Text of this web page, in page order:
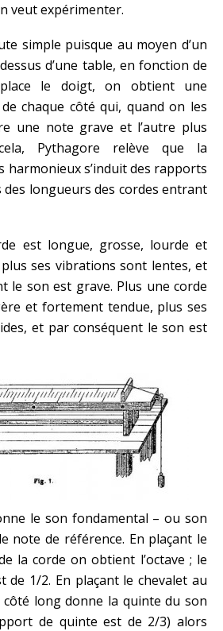
veut expérimenter.
simple puisque au moyen d’un
d’une table, en fonction de
le doigt, on obtient une
chaque côté qui, quand on les
une note grave et l’autre plus
Pythagore relève que la
harmonieux s’induit des rapports
longueurs des cordes entrant
est longue, grosse, lourde et
ses vibrations sont lentes, et
le son est grave. Plus une corde
et fortement tendue, plus ses
et par conséquent le son est
le son fondamental – ou son
note de référence. En plaçant le
la corde on obtient l’octave ; le
de 1/2. En plaçant le chevalet au
long donne la quinte du son
de quinte est de 2/3) alors